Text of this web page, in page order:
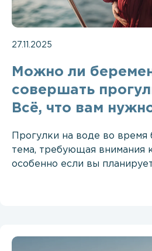
27.11.2025
Можно ли
совершать
Всё, что вам
Прогулки на воде во
тема, требующая внимания
особенно если вы